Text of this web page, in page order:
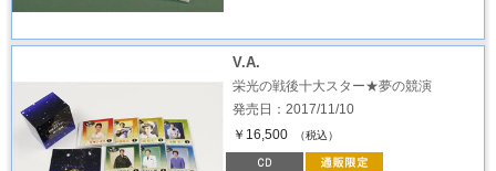
V.A.
栄光の戦後十大スター★夢の競演
発売日：2017/11/10
￥16,500
（税込）